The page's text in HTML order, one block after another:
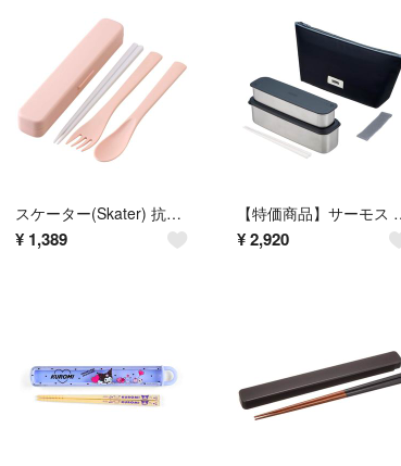
スケーター(Skater) 抗菌 音のならないトリオセット 箸 スプーン フォー
¥ 1,389
【特価商品】サーモ
¥2,920